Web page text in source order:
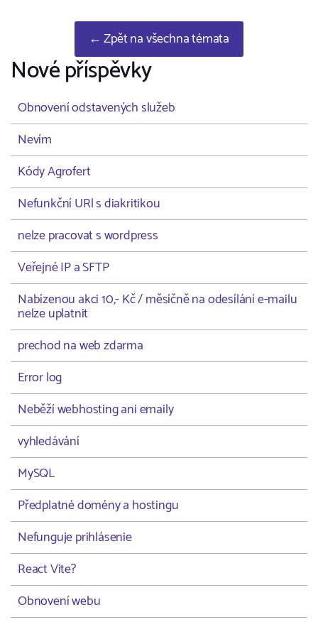
← Zpět na všechna témata
Nové příspěvky
Obnovení odstavených služeb
Nevím
Kódy Agrofert
Nefunkční URl s diakritikou
nelze pracovat s wordpress
Veřejné IP a SFTP
Nabízenou akci 10,- Kč / měsíčně na odesílání e-mailu
nelze uplatnit
prechod na web zdarma
Error log
Neběží webhosting ani emaily
vyhledávání
MySQL
Předplatné domény a hostingu
Nefunguje prihlásenie
React Vite?
Obnovení webu